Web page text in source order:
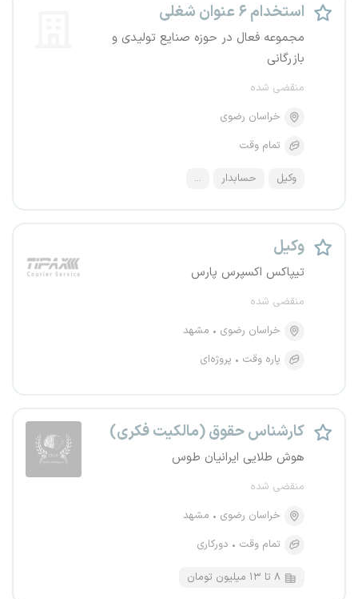
استخدام ۶ عنوان شغلی
مجموعه فعال در حوزه صنایع تولیدی و
بازرگانی
منقضی شده
خراسان رضوی
تمام وقت
وکیل حسابدار ...
وکیل
تیپاکس اکسپرس پارس
منقضی شده
خراسان رضوی
مشهد
پاره وقت
پروژه‌ای
کارشناس حقوق (مالکیت فکری)
هوش طلایی ایرانیان طوس
منقضی شده
خراسان رضوی
مشهد
تمام وقت
دورکاری
۸ تا ۱۳ میلیون تومان